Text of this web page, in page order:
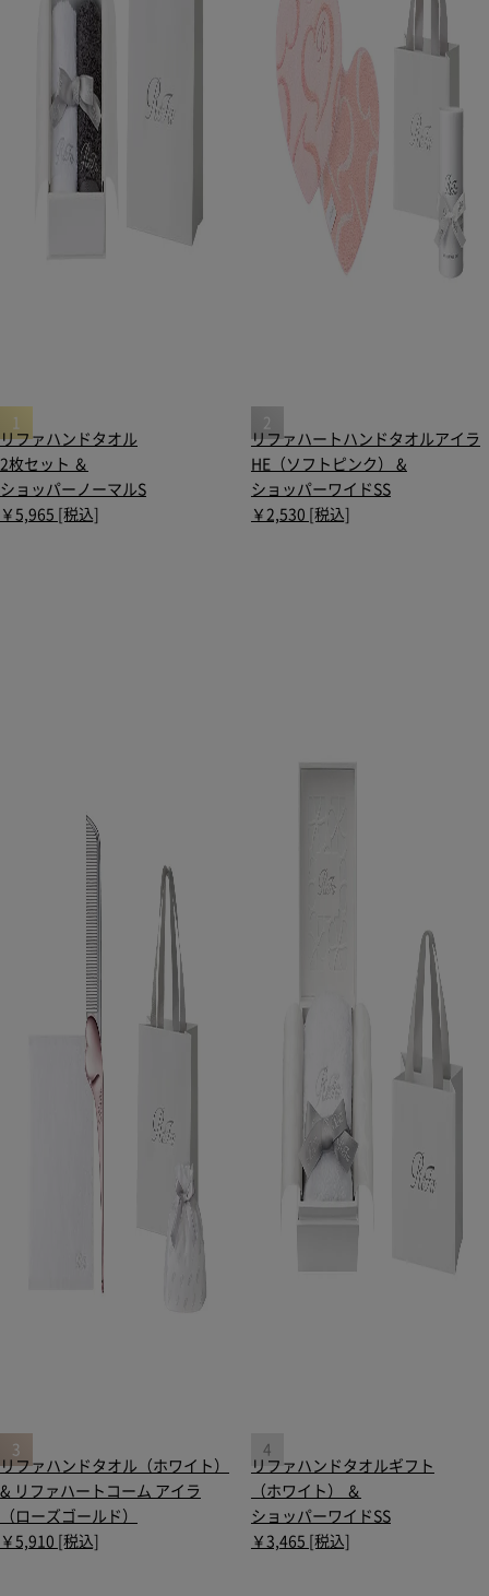
リファハンドタオル
2枚セット ＆
ショッパーノーマルS
￥5,965 [税込]
リファハートハンドタオルアイラ
HE（ソフトピンク） &
ショッパーワイドSS
￥2,530 [税込]
リファハンドタオル（ホワイト）
& リファハートコーム アイラ
（ローズゴールド）
￥5,910 [税込]
リファハンドタオルギフト
（ホワイト） ＆
ショッパーワイドSS
￥3,465 [税込]